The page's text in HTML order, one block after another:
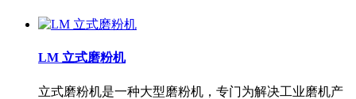
LM 立式磨粉机
立式磨粉机是一种大型磨粉机，专门为解决工业磨机产